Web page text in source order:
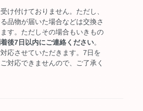
け付けておりません。ただし、
品物が届いた場合などは交換さ
す。ただしその場合もいきもの
後7日以内にご連絡ください。
応させていただきます。7日を
対応できませんので、ご了承く